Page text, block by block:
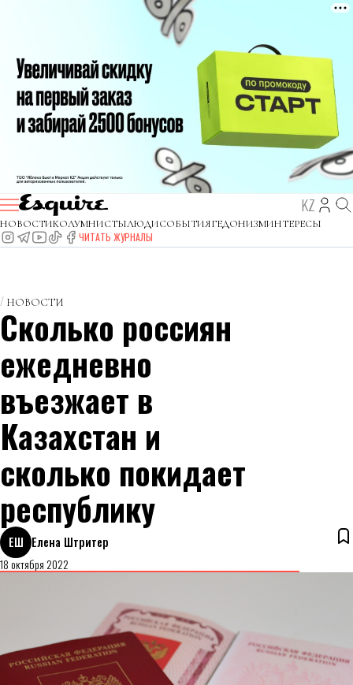
KZ
НОВОСТИКОЛУМНИСТЫЛЮДИСОБЫТИЯГЕДОНИЗМИНТЕРЕСЫ
ЧИТАТЬ ЖУРНАЛЫ
НОВОСТИ
Сколько россиян
ежедневно
въезжает в
Казахстан и
сколько покидает
республику
ЕШ Елена Штритер
18 октября 2022